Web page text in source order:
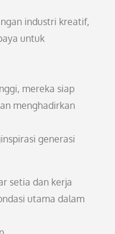
industri kreatif,
untuk
mereka siap
menghadirkan
generasi
setia dan kerja
utama dalam